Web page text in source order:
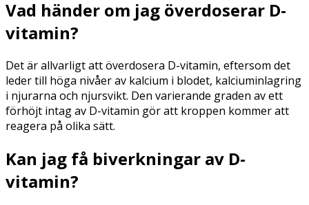
Vad händer om jag överdoserar D-
vitamin?
Det är allvarligt att överdosera D-vitamin, eftersom det
leder till höga nivåer av kalcium i blodet, kalciuminlagring
i njurarna och njursvikt. Den varierande graden av ett
förhöjt intag av D-vitamin gör att kroppen kommer att
reagera på olika sätt.
Kan jag få biverkningar av D-
vitamin?